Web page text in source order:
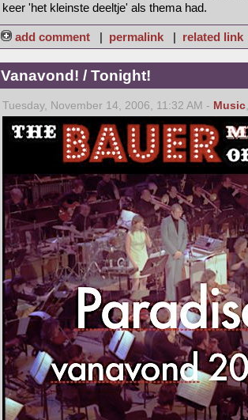
keer 'het kleinste deeltje' als thema had.
add comment | permalink| related link
Vanavond! / Tonight!
Tuesday, November 14, 2006, 11:32 AM - Music